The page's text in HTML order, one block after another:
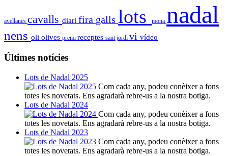
avellanes cavalls diari fira galls lots mona nadal
nens oli olives premi receptes sant jordi vi vídeo
Últimes notícies
Lots de Nadal 2025
Com cada any, podeu conèixer a fons
totes les novetats. Ens agradarà rebre-us a la nostra botiga.
Lots de Nadal 2024
Com cada any, podeu conèixer a fons
totes les novetats. Ens agradarà rebre-us a la nostra botiga.
Lots de Nadal 2023
Com cada any, podeu conèixer a fons
totes les novetats. Ens agradarà rebre-us a la nostra botiga.